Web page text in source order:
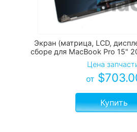
Экран (матрица, LCD,
сборе для MacBook Pro 15"
Цена
от $
Купить